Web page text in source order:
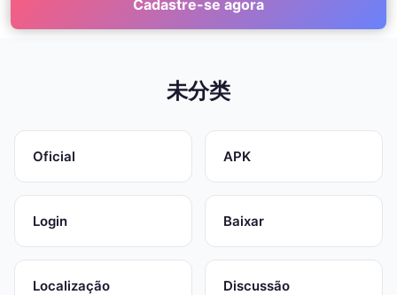
Cadastre-se agora
未分类
Oficial APK
Login Baixar
Localização Discussão